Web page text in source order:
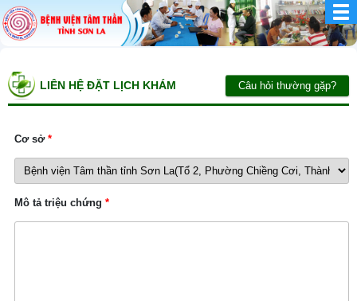
LIÊN HỆ ĐẶT LỊCH KHÁM Câu hỏi thường gặp?
Cơ sở *
Mô tả triệu chứng *